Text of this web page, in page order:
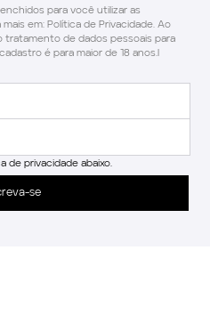
para você utilizar as
em: Política de Privacidade. Ao
de dados pessoais para
é para maior de 18 anos.l
de privacidade abaixo.
se